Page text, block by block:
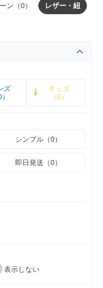
ン（0） レザー・紐
ズ
キッズ
（0）
シンプル（0）
即日発送（0）
表示しない